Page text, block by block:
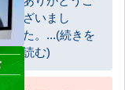
ざいまし
た。...(続きを
読む)